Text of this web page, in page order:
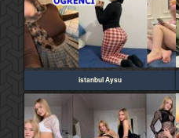
istanbul Aysu